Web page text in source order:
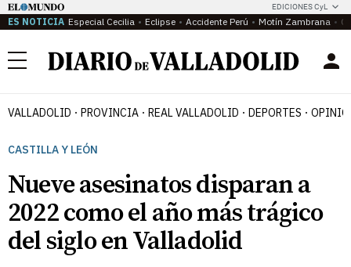
EDICIONES CyL
ES NOTICIA Especial Cecilia Eclipse Accidente Perú Motín Zambrana
Menú
VALLADOLID PROVINCIA REAL VALLADOLID DEPORTES
CASTILLA Y LEÓN
Nueve asesinatos disparan a
2022 como el año más trágico
del siglo en Valladolid